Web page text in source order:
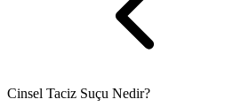
Cinsel Taciz Suçu Nedir?